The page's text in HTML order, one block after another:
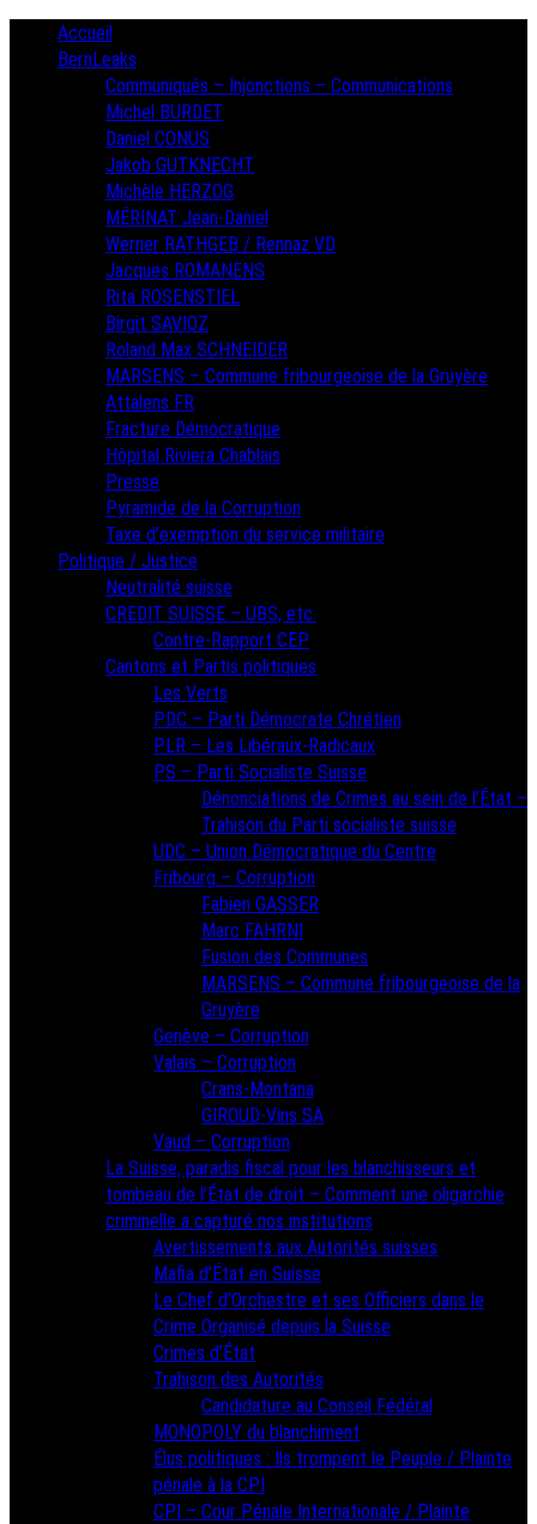
PrimaryAccueil
BernLeaks
Communiqués – Injonctions – Communications
Michel BURDET
Daniel CONUS
Jakob GUTKNECHT
Michèle HERZOG
MÉRINAT Jean-Daniel
Werner RATHGEB / Rennaz VD
Jacques ROMANENS
Rita ROSENSTIEL
Birgit SAVIOZ
Roland Max SCHNEIDER
MARSENS – Commune fribourgeoise de la Gruyère
Attalens FR
Fracture Démocratique
Hôpital Riviera Chablais
Presse
Pyramide de la Corruption
Taxe d’exemption du service militaire
Politique / Justice
Neutralité suisse
CREDIT SUISSE – UBS, etc.
Contre-Rapport CEP
Cantons et Partis politiques
Les Verts
PDC – Parti Démocrate Chrétien
PLR – Les Libéraux-Radicaux
PS – Parti Socialiste Suisse
Dénonciations de Crimes au sein de l’État –
Trahison du Parti socialiste suisse
UDC – Union Démocratique du Centre
Fribourg – Corruption
Fabien GASSER
Marc FAHRNI
Fusion des Communes
MARSENS – Commune fribourgeoise de la
Gruyère
Genève – Corruption
Valais – Corruption
Crans-Montana
GIROUD-Vins SA
Vaud – Corruption
La Suisse, paradis fiscal pour les blanchisseurs et
tombeau de l’État de droit – Comment une oligarchie
criminelle a capturé nos institutions
Avertissements aux Autorités suisses
Mafia d’État en Suisse
Le Chef d’Orchestre et ses Officiers dans le
Crime Organisé depuis la Suisse
Crimes d’État
Trahison des Autorités
Candidature au Conseil Fédéral
MONOPOLY du blanchiment
Élus politiques : Ils trompent le Peuple / Plainte
pénale à la CPI
CPI – Cour Pénale Internationale / Plainte